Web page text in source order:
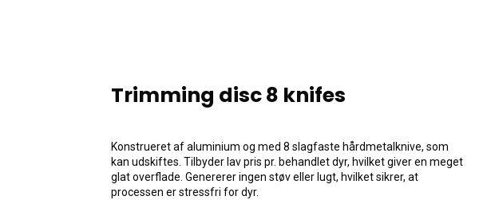
Trimming disc 8 knifes
Konstrueret af aluminium og med 8 slagfaste hårdmetalknive, som
kan udskiftes. Tilbyder lav pris pr. behandlet dyr, hvilket giver en meget
glat overflade. Genererer ingen støv eller lugt, hvilket sikrer, at
processen er stressfri for dyr.